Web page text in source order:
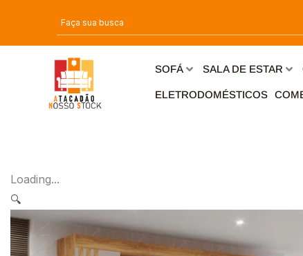
o
SOFÁ SALA DE ESTAR
ELETRODOMÉSTICOS
Loading...
🔍